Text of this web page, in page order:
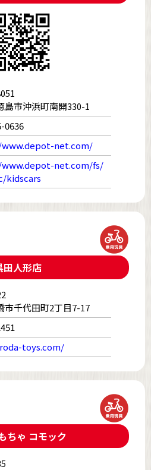
島市沖浜町南開330-1
0636
net.com/
net.com/fs/
kidscars
田人形店
市千代田町2丁目7-17
toys.com/
ちゃ コモック